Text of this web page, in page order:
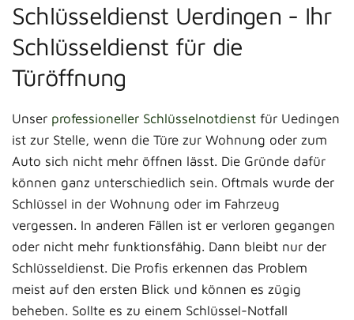
Schlüsseldienst Uerdingen - Ihr
Schlüsseldienst für die
Türöffnung
Unser professioneller Schlüsselnotdienst für Uedingen
ist zur Stelle, wenn die Türe zur Wohnung oder zum
Auto sich nicht mehr öffnen lässt. Die Gründe dafür
können ganz unterschiedlich sein. Oftmals wurde der
Schlüssel in der Wohnung oder im Fahrzeug
vergessen. In anderen Fällen ist er verloren gegangen
oder nicht mehr funktionsfähig. Dann bleibt nur der
Schlüsseldienst. Die Profis erkennen das Problem
meist auf den ersten Blick und können es zügig
beheben. Sollte es zu einem Schlüssel-Notfall